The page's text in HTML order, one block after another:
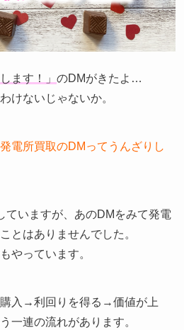
ます！」 のDMがきたよ…
けないじゃないか。
電所買取のDMってうんざりし
ていますが、あのDMをみて発電
とはありませんでした。
やっています。
入→利回りを得る→価値が上
一連の流れがあります。